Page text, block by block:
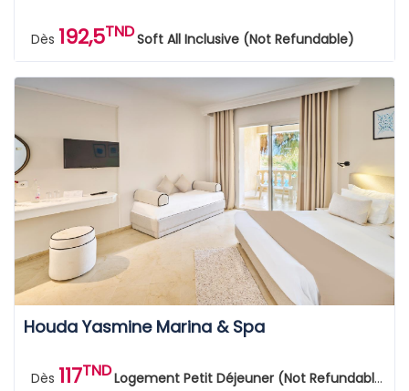
Dès 192,5TNDSoft All Inclusive (Not Refundable)
Houda Yasmine Marina & Spa
Dès 117TNDLogement Petit Déjeuner (Not Refundable)